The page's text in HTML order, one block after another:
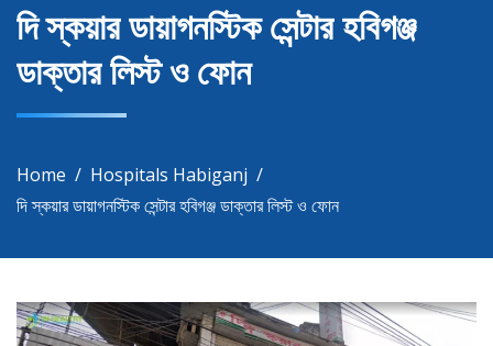
দি স্কয়ার ডায়াগনস্টিক সেন্টার হবিগঞ্জ
ডাক্তার লিস্ট ও ফোন
Home
Hospitals Habiganj
দি স্কয়ার ডায়াগনস্টিক সেন্টার হবিগঞ্জ ডাক্তার লিস্ট ও ফোন